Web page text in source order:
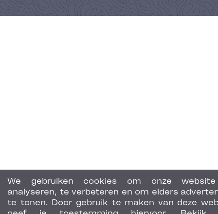
We gebruiken cookies om onze
analyseren, te verbeteren en om elders
te tonen. Door gebruik te maken van deze